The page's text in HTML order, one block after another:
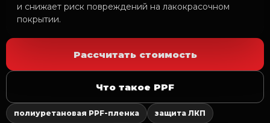
полиуретановая PPF-пленка защита ЛКП
Рассчитать стоимость
Что такое PPF
и снижает риск повреждений на лакокрасочном
покрытии.